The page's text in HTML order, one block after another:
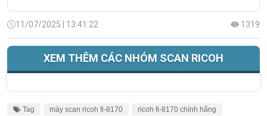
11/07/2025 | 13:41:22 1319
XEM THÊM CÁC NHÓM SCAN RICOH
Tag máy scan ricoh fi‑8170
ricoh fi‑8170 chính hãng